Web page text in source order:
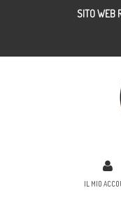
SITO WEB
IL MIO